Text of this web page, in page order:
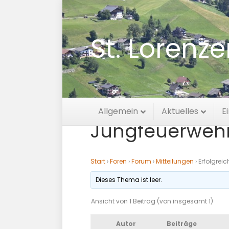
St.
Allgemein Aktuelles
Erfolgreicher
Start ›Foren ›Forum ›Mitteilungen ›
Dieses Thema ist leer.
Ansicht von 1 Beitrag (von insgesamt 1)
Autor Beiträge